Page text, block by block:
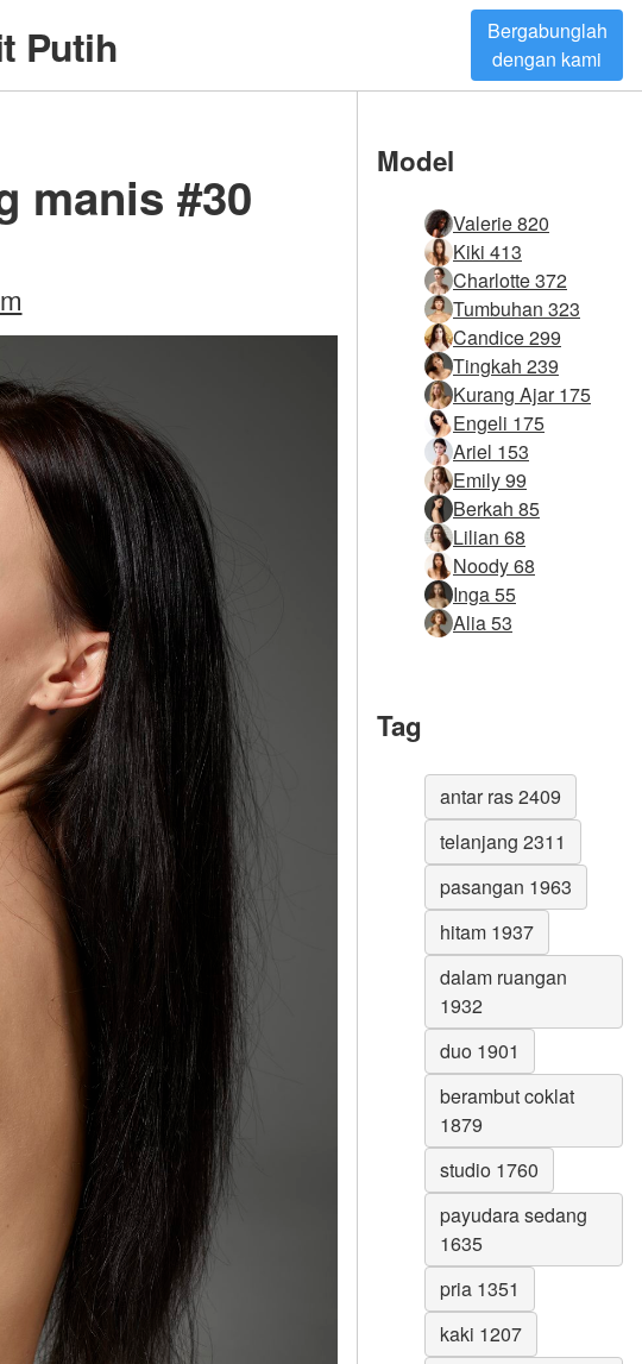
Putih
Bergabunglah
dengan kami
manis #30
Model
Valerie 820
Kiki 413
Charlotte 372
Tumbuhan 323
Candice 299
Tingkah 239
Kurang Ajar 175
Engeli 175
Ariel 153
Emily 99
Berkah 85
Lilian 68
Noody 68
Inga 55
Alia 53
Tag
antar ras 2409
telanjang 2311
pasangan 1963
hitam 1937
dalam ruangan
1932
duo 1901
berambut coklat
1879
studio 1760
payudara sedang
1635
pria 1351
kaki 1207